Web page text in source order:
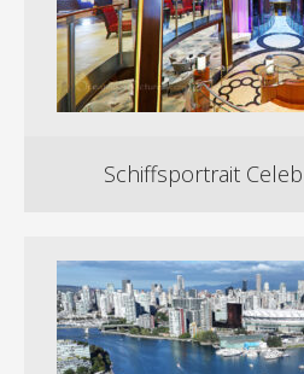
Schiffsportrait